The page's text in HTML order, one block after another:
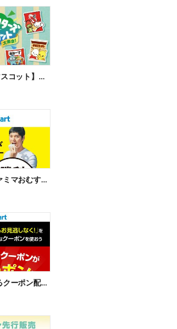
【サンリオ×メーカーマスコット】オリジナルグッズ貰える!
【おトク】大谷選手ファミマおむすび割
【おトク】お店で使えるクーポン配信中